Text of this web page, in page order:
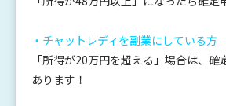
・チャットレディを副業にしている方
「所得が20万円を超える」場合は、
あります！